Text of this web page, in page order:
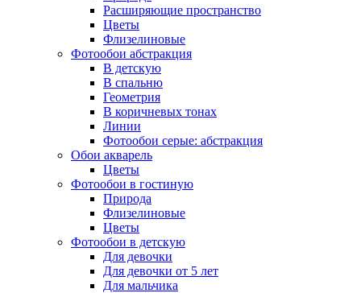
Расширяющие пространство
Цветы
Флизелиновые
Фотообои абстракция
В детскую
В спальню
Геометрия
В коричневых тонах
Линии
Фотообои серые: абстракция
Обои акварель
Цветы
Фотообои в гостиную
Природа
Флизелиновые
Цветы
Фотообои в детскую
Для девочки
Для девочки от 5 лет
Для мальчика